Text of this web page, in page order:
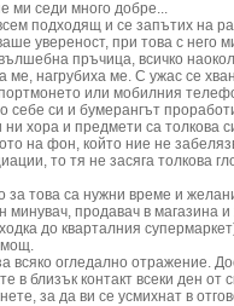
ми седи много добре...
подходящ и се запътих на
увереност, при това с него
пръчица, всичко
ме, нагрубиха ме. С ужас се
или мобилния
себе си и бумерангът
хора и предмети са толкова
на фон, който ние не
то тя не засяга толкова
това са нужни време и
минувач, продавач в
до кварталния
всяко огледално отражение.
в близък контакт всеки ден от
за да ви се усмихнат в